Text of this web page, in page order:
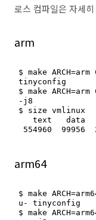
로스 컴파일은 자세
arm
$ make
tinyconfig
$ make
-j8
$ size vmlinux
554960  99956
arm64
$ make
u- tinyconfig
$ make